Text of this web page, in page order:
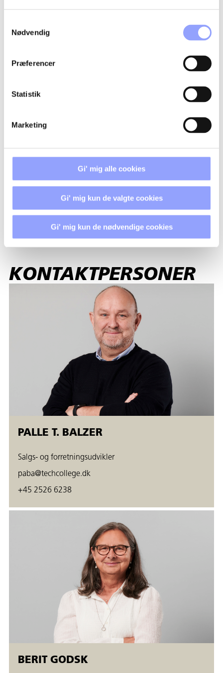
Nødvendig
Præferencer
Statistik
Marketing
Gi' mig alle cookies
Gi' mig kun de valgte cookies
Gi' mig kun de nødvendige cookies
FORDELAGTIGE DELTAGERVILKÅR
BETALINGSBETINGELSER OG
AFBUDSREGLER
OVERNATNING
KONTAKTPERSONER
PALLE T. BALZER
Salgs- og forretningsudvikler
paba@techcollege.dk
+45 2526 6238
BERIT GODSK